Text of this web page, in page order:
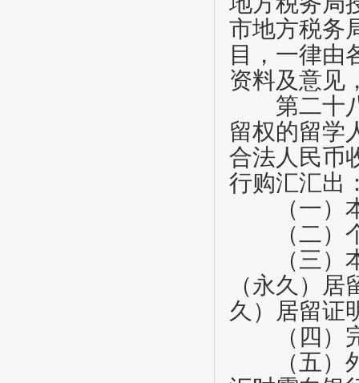
市地方税务
目，一律由
资料及意见
第二十
留权的留学
合法人民币
行购汇汇出
（一）
（二）个
（三）本
（永久）
久）居留证
（四）完
（五）外